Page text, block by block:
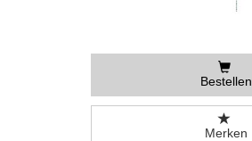
Bestellen
Merken